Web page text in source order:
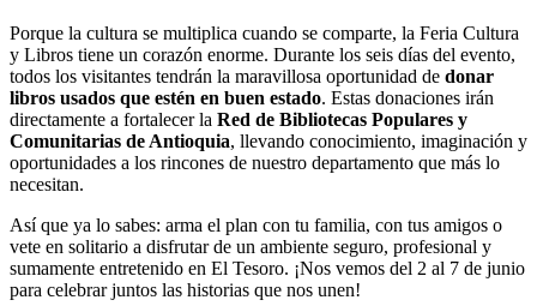
Porque la cultura se multiplica cuando se comparte, la Feria Cultura
y Libros tiene un corazón enorme. Durante los seis días del evento,
todos los visitantes tendrán la maravillosa oportunidad de donar
libros usados que estén en buen estado. Estas donaciones irán
directamente a fortalecer la Red de Bibliotecas Populares y
Comunitarias de Antioquia, llevando conocimiento, imaginación y
oportunidades a los rincones de nuestro departamento que más lo
necesitan.
Así que ya lo sabes: arma el plan con tu familia, con tus amigos o
vete en solitario a disfrutar de un ambiente seguro, profesional y
sumamente entretenido en El Tesoro. ¡Nos vemos del 2 al 7 de junio
para celebrar juntos las historias que nos unen!